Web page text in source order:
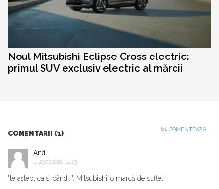
Noul Mitsubishi Eclipse Cross electric:
primul SUV exclusiv electric al mărcii
COMENTARII (1)
COMENTEAZA
Andi
la 29.05.2026, 14:23
"te aștept ca si când...". Mitsubishi, o marcă de suflet !